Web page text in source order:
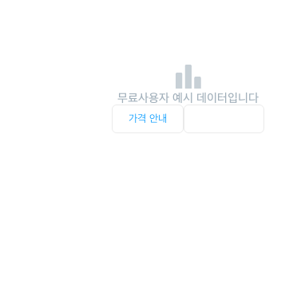
무료사용자 예시 데이터입니다
가격 안내